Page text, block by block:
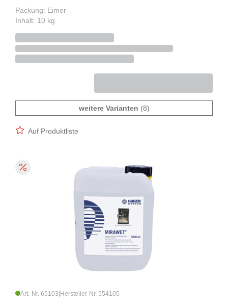
Packung: Eimer
Inhalt: 10 kg
weitere Varianten (8)
Auf Produktliste
Art.-Nr. 65103 Hersteller-Nr. 554105